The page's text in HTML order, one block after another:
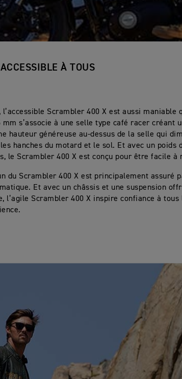
À TOUS
Scrambler 400 X est aussi maniable
mm s’associe à une selle type café racer créant
hauteur généreuse au-dessus de la selle qui
hanches du motard et le sol. Et avec un poids
le Scrambler 400 X est conçu pour être facile à
du Scrambler 400 X est principalement assuré
Et avec un châssis et une suspension
l’agile Scrambler 400 X inspire confiance à tous